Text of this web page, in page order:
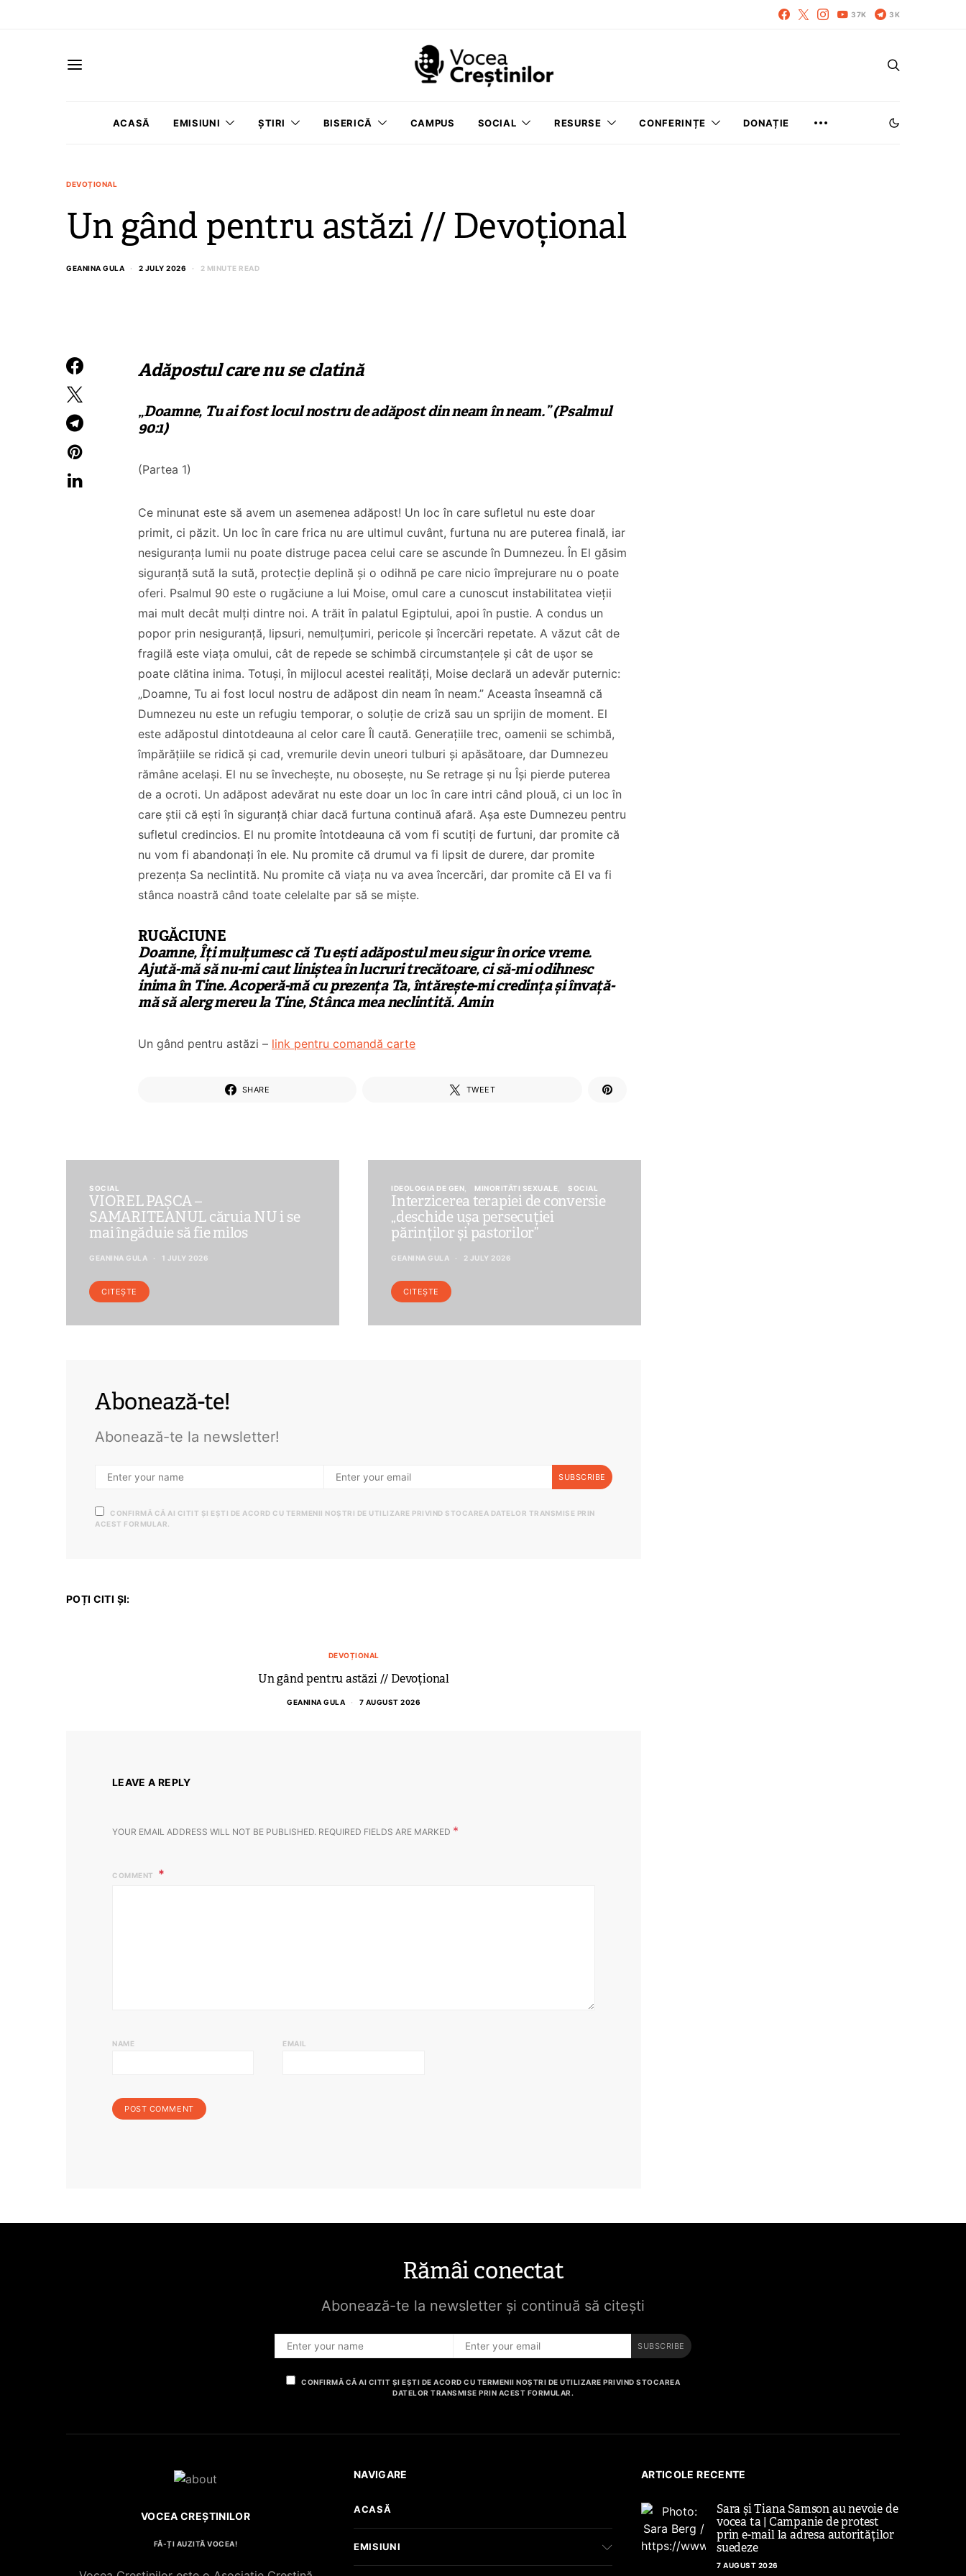
Co-fondatorul
Bisericii Sataniste
din Africa de Sud,
renuntă după ce
experimenteaza
dragostea lui
Hristos
De ce ai pleca(t) din
biserica locală?
CITEȘTE
Dragă Ciprian.
Mesaj Florin
Ianovici
37K 3K
ACASĂ EMISIUNI ȘTIRI BISERICĂ CAMPUS SOCIAL RESURSE CONFERINȚE DONAȚIE
DEVOȚIONAL
Un gând pentru astăzi // Devoțional
GEANINA GULA 2 JULY 2026 2 MINUTE READ
Adăpostul care nu se clatină
„Doamne, Tu ai fost locul nostru de adăpost din neam în neam.” (Psalmul
90:1)
(Partea 1)
Ce minunat este să avem un asemenea adăpost! Un loc în care sufletul nu este doar
primit, ci păzit. Un loc în care frica nu are ultimul cuvânt, furtuna nu are puterea finală, iar
nesiguranța lumii nu poate distruge pacea celui care se ascunde în Dumnezeu. În El găsim
siguranță sută la sută, protecție deplină și o odihnă pe care nicio împrejurare nu o poate
oferi. Psalmul 90 este o rugăciune a lui Moise, omul care a cunoscut instabilitatea vieții
mai mult decât mulți dintre noi. A trăit în palatul Egiptului, apoi în pustie. A condus un
popor prin nesiguranță, lipsuri, nemulțumiri, pericole și încercări repetate. A văzut cât de
fragilă este viața omului, cât de repede se schimbă circumstanțele și cât de ușor se
poate clătina inima. Totuși, în mijlocul acestei realități, Moise declară un adevăr puternic:
„Doamne, Tu ai fost locul nostru de adăpost din neam în neam.” Aceasta înseamnă că
Dumnezeu nu este un refugiu temporar, o soluție de criză sau un sprijin de moment. El
este adăpostul dintotdeauna al celor care Îl caută. Generațiile trec, oamenii se schimbă,
împărățiile se ridică și cad, vremurile devin uneori tulburi și apăsătoare, dar Dumnezeu
rămâne același. El nu se învechește, nu obosește, nu Se retrage și nu Își pierde puterea
de a ocroti. Un adăpost adevărat nu este doar un loc în care intri când plouă, ci un loc în
care știi că ești în siguranță chiar dacă furtuna continuă afară. Așa este Dumnezeu pentru
sufletul credincios. El nu promite întotdeauna că vom fi scutiți de furtuni, dar promite că
nu vom fi abandonați în ele. Nu promite că drumul va fi lipsit de durere, dar promite
prezența Sa neclintită. Nu promite că viața nu va avea încercări, dar promite că El va fi
stânca noastră când toate celelalte par să se miște.
RUGĂCIUNE
Doamne, Îți mulțumesc că Tu ești adăpostul meu sigur în orice vreme.
Ajută-mă să nu-mi caut liniștea în lucruri trecătoare, ci să-mi odihnesc
inima în Tine. Acoperă-mă cu prezența Ta, întărește-mi credința și învață-
mă să alerg mereu la Tine, Stânca mea neclintită. Amin
Un gând pentru astăzi – link pentru comandă carte
SHARE TWEET
SOCIAL
VIOREL PAȘCA –
SAMARITEANUL căruia NU i se
mai îngăduie să fie milos
GEANINA GULA 1 JULY 2026
CITEȘTE
IDEOLOGIA DE GEN MINORITĂTI SEXUALE SOCIAL
Interzicerea terapiei de conversie
„deschide ușa persecuției
părinților și pastorilor”
GEANINA GULA 2 JULY 2026
CITEȘTE
Abonează-te!
Abonează-te la newsletter!
SUBSCRIBE
CONFIRMĂ CĂ AI CITIT ȘI EȘTI DE ACORD CU TERMENII NOȘTRI DE UTILIZARE PRIVIND STOCAREA DATELOR TRANSMISE PRIN
ACEST FORMULAR.
POȚI CITI ȘI:
DEVOȚIONAL
Un gând pentru astăzi // Devoțional
GEANINA GULA 7 AUGUST 2026
LEAVE A REPLY
YOUR EMAIL ADDRESS WILL NOT BE PUBLISHED. REQUIRED FIELDS ARE MARKED *
COMMENT
NAME EMAIL
Rămâi conectat
Abonează-te la newsletter și continuă să citești
SUBSCRIBE
CONFIRMĂ CĂ AI CITIT ȘI EȘTI DE ACORD CU TERMENII NOȘTRI DE UTILIZARE PRIVIND STOCAREA
DATELOR TRANSMISE PRIN ACEST FORMULAR.
VOCEA CREȘTINILOR
FĂ-ȚI AUZITĂ VOCEA!
NAVIGARE
ACASĂ
EMISIUNI
ARTICOLE RECENTE
Sara și Tiana Samson au nevoie de
vocea ta | Campanie de protest
prin e-mail la adresa autorităților
suedeze
7 AUGUST 2026